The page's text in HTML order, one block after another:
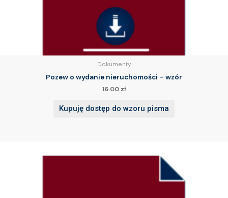
Dokumenty
Pozew o wydanie nieruchomości – wzór
16.00 zł
Kupuję dostęp do wzoru pisma